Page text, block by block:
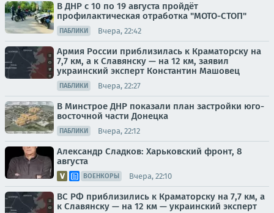
В ДНР с 10 по 19 августа пройдёт
профилактическая отработка "МОТО-СТОП"
ПАБЛИКИ Вчера, 22:42
Армия России приблизилась к Краматорску на
7,7 км, а к Славянску — на 12 км, заявил
украинский эксперт Константин Машовец
ПАБЛИКИ Вчера, 22:27
В Минстрое ДНР показали план застройки юго-
восточной части Донецка
ПАБЛИКИ Вчера, 22:12
Александр Сладков: Харьковский фронт, 8
августа
ВОЕНКОРЫ Вчера, 22:10
ВС РФ приблизились к Краматорску на 7,7 км, а
к Славянску — на 12 км — украинский эксперт